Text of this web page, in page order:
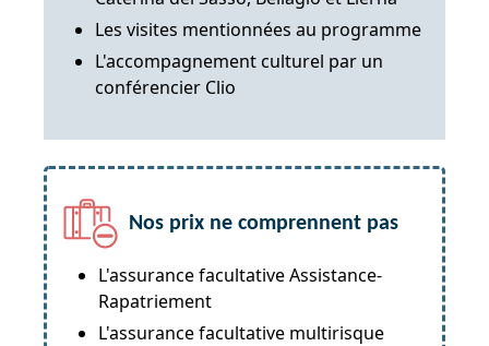
Les visites mentionnées au programme
L'accompagnement culturel par un
conférencier Clio
Nos prix ne comprennent pas
L'assurance facultative Assistance-
Rapatriement
L'assurance facultative multirisque